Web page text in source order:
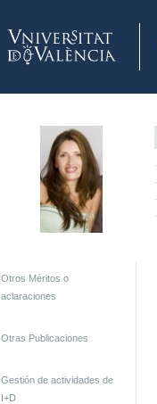
Otros Méritos o
aclaraciones
Otras Publicaciones
Gestión de actividades de
I+D